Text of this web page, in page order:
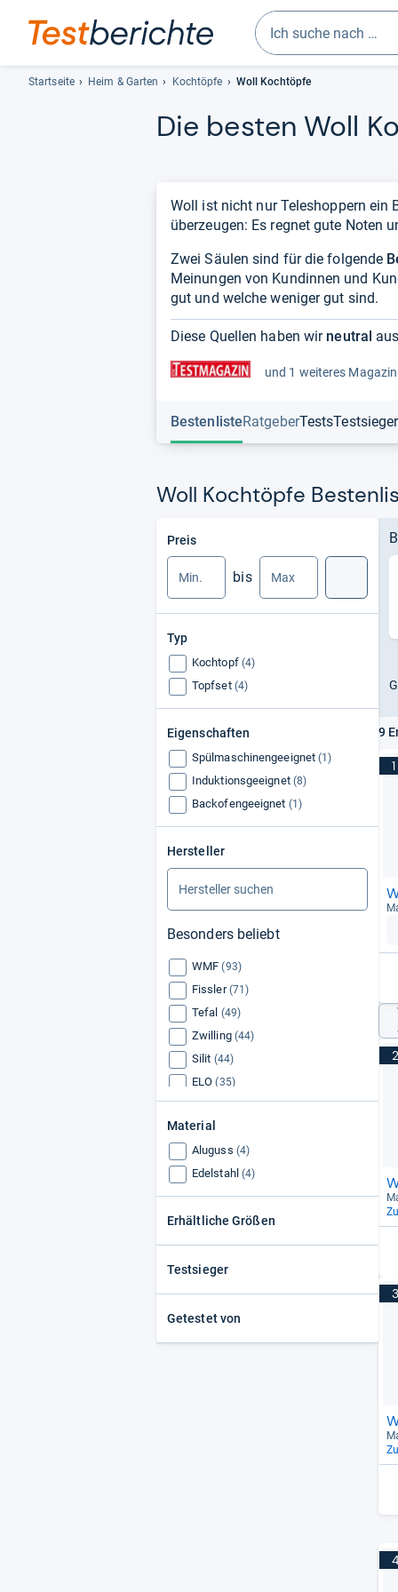
Geben
Sie
drei
Zeichen
erscheinen
automatisch
lassen
sich
mit
den
Pfeiltasten
Startseite Heim & Garten Kochtöpfe Woll Kochtöpfe
Die bes­ten Woll
Woll ist nicht nur Teleshoppern ein
überzeugen: Es regnet gute Noten
Zwei Säulen sind für die folgende
Meinungen von Kundinnen und
gut und welche weniger gut sind.
Diese Quellen haben wir neutral
und 1 weiteres Magazin
BestenlisteRatgeberTestsTestsieger
Woll Kochtöpfe
Preis
bis
Typ
Kochtopf (4)
Topfset (4)
Eigenschaften
Spülmaschinengeeignet (1)
Induktionsgeeignet (8)
Backofengeeignet (1)
Hersteller
Besonders beliebt
WMF (93)
Fissler (71)
Tefal (49)
Zwilling (44)
Silit (44)
ELO (35)
Rösle (33)
Schulte-Ufer
GSW (17)
Material
Aluguss (4)
Edelstahl (4)
Erhältliche Größen
Testsieger
Getestet von
9
1